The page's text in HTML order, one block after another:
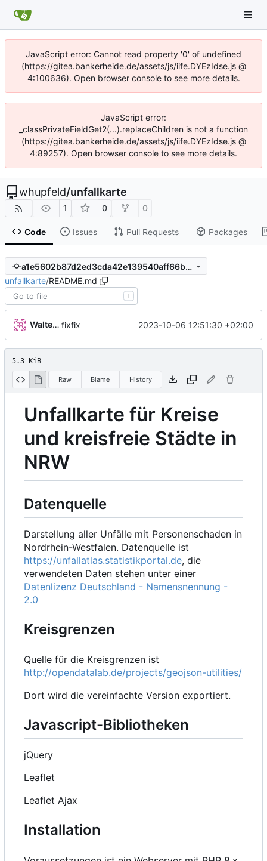
JavaScript error: Cannot read property '0' of undefined
(https://gitea.bankerheide.de/assets/js/iife.DYEzIdse.js @
4:100636). Open browser console to see more details.
JavaScript error:
_classPrivateFieldGet2(...).replaceChildren is not a function
(https://gitea.bankerheide.de/assets/js/iife.DYEzIdse.js @
4:89257). Open browser console to see more details.
whupfeld/unfallkarte
1 0 0
Code Issues Pull Requests Packages
a1e5602b87d2ed3cda42e139540aff66be9f2cf4
unfallkarte/README.md
T
Walter Hupfeld fixfix 2023-10-06 12:51:30 +02:00
5.3 KiB
Raw Blame History
Unfallkarte für Kreise
und kreisfreie Städte in
NRW
Datenquelle
Darstellung aller Unfälle mit Personenschaden in
Nordrhein-Westfalen. Datenquelle ist
https://unfallatlas.statistikportal.de, die
verwendeten Daten stehen unter einer
Datenlizenz Deutschland - Namensnennung -
2.0
Kreisgrenzen
Quelle für die Kreisgrenzen ist
http://opendatalab.de/projects/geojson-utilities/
Dort wird die vereinfachte Version exportiert.
Javascript-Bibliotheken
jQuery
Leaflet
Leaflet Ajax
Installation